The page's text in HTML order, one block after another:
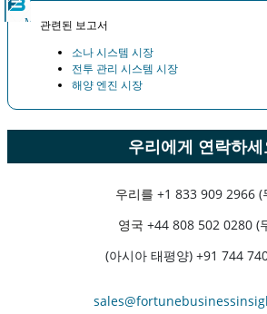
관련된 보고서
소나 시스템 시장
전투 관리 시스템 시장
해양 엔진 시장
우리에게 연락하세
우리를 +1 833 909 2966 (
영국 +44 808 502 0280 (
(아시아 태평양) +91 744